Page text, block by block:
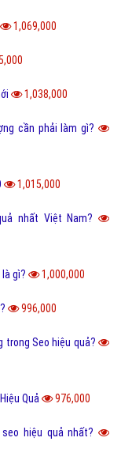
1,069,000
1,038,000
cần phải làm gì?
1,015,000
nhất Việt Nam?
gì? 1,000,000
996,000
trong Seo hiệu quả?
Quả 976,000
hiệu quả nhất?